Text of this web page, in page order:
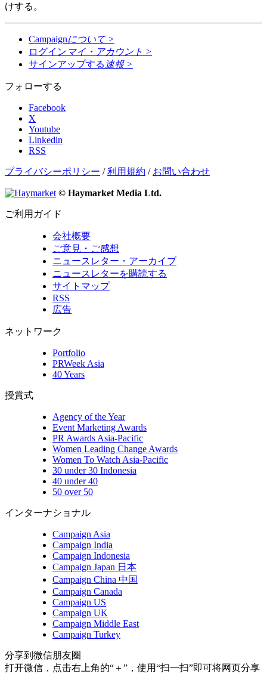
けする。
Campaignについて >
ログイン マイ・アカウント >
サインアップする 速報 >
フォローする
Facebook
X
Youtube
Linkedin
RSS
プライバシーポリシー /利用規約 / お問い合わせ
© Haymarket Media Ltd.
ご利用ガイド
会社概要
ご意見・ご感想
ニュースレター・アーカイブ
ニュースレターを購読する
サイトマップ
RSS
広告
ネットワーク
Portfolio
PRWeek Asia
40 Years
授賞式
Agency of the Year
Event Marketing Awards
PR Awards Asia-Pacific
Women Leading Change Awards
Women To Watch Asia-Pacific
30 under 30 Indonesia
40 under 40
50 over 50
インターナショナル
Campaign Asia
Campaign India
Campaign Indonesia
Campaign Japan 日本
Campaign China 中国
Campaign Canada
Campaign US
Campaign UK
Campaign Middle East
Campaign Turkey
分享到微信朋友圈
打开微信，点击右上角的“＋”，使用“扫一扫”即可将网页分享